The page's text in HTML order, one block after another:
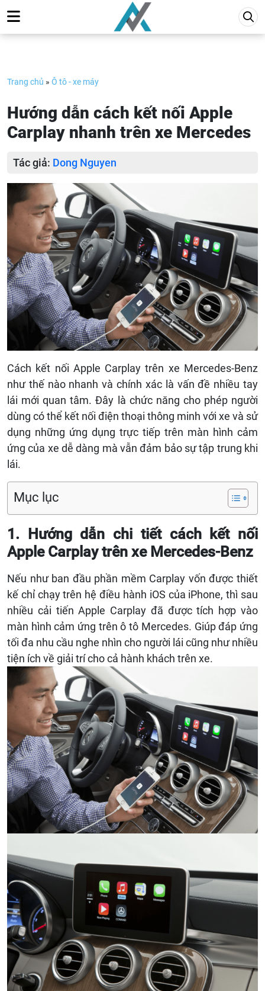
to
content
Trang chủ » Ô tô - xe máy
Hướng dẫn cách kết nối Apple
Carplay nhanh trên xe Mercedes
Tác giả: Dong Nguyen
Cách kết nối Apple Carplay trên xe Mercedes-Benz
như thế nào nhanh và chính xác là vấn đề nhiều tay
lái mới quan tâm. Đây là chức năng cho phép người
dùng có thể kết nối điện thoại thông minh với xe và sử
dụng những ứng dụng trực tiếp trên màn hình cảm
ứng của xe dễ dàng mà vẫn đảm bảo sự tập trung khi
lái.
Mục lục
1. Hướng dẫn chi tiết cách kết nối
Apple Carplay trên xe Mercedes-Benz
Nếu như ban đầu phần mềm Carplay vốn được thiết
kế chỉ chạy trên hệ điều hành iOS của iPhone, thì sau
nhiều cải tiến Apple Carplay đã được tích hợp vào
màn hình cảm ứng trên ô tô Mercedes. Giúp đáp ứng
tối đa nhu cầu nghe nhìn cho người lái cũng như nhiều
tiện ích về giải trí cho cả hành khách trên xe.